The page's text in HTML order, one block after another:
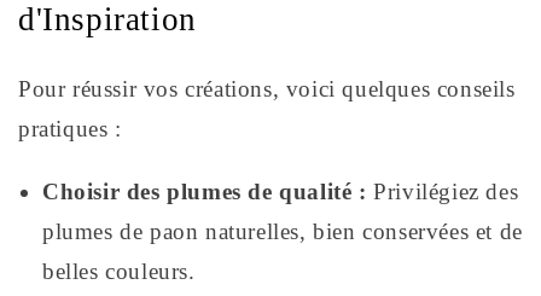
d'Inspiration
Pour réussir vos créations, voici quelques conseils
pratiques :
Choisir des plumes de qualité : Privilégiez des
plumes de paon naturelles, bien conservées et de
belles couleurs.